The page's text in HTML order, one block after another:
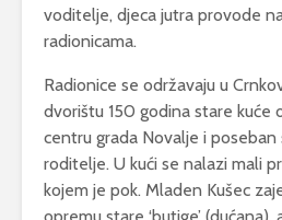
voditelje, djeca jutra provode
radionicama.
Radionice se održavaju u
dvorištu 150 godina stare kuće
centru grada Novalje i poseban
roditelje. U kući se nalazi mali
kojem je pok. Mladen Kušec